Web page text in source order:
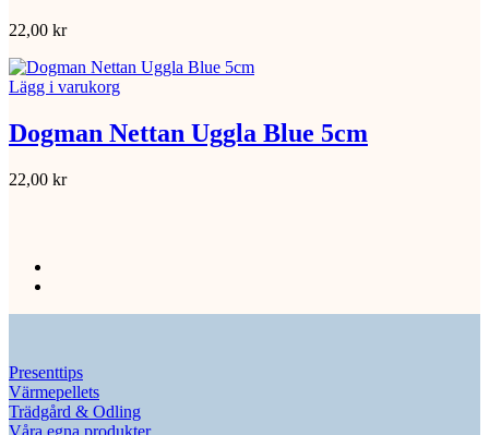
22,00 kr
Lägg i varukorg
Dogman Nettan Uggla Blue 5cm
22,00 kr
Presenttips
Värmepellets
Trädgård & Odling
Våra egna produkter